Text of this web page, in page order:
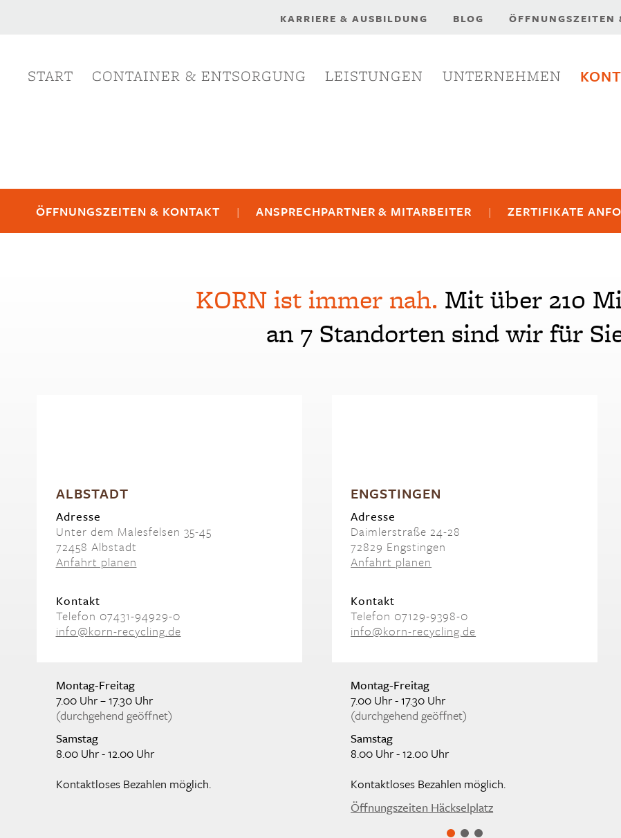
KARRIERE & AUSBILDUNG NEU:
BLOG ÖFFNUNGSZEITEN
Navigation
START CONTAINER & ENTSORGUNG LEISTUNGEN UNTERNEHMEN
überspringenÖFFNUNGSZEITEN & KONTAKT ANSPRECHPARTNER & MITARBEITER ZERTIFIKATE
KORN ist immer nah. Mit über 210
an 7 Standorten sind wir für
ALBSTADT
Adresse
Unter dem Malesfelsen 35-45
72458 Albstadt
Anfahrt planen
Kontakt
Telefon 07431-94929-0
info@korn-recycling.de
Montag-Freitag
7.00 Uhr – 17.30 Uhr
(durchgehend geöffnet)
Samstag
8.00 Uhr - 12.00 Uhr
Kontaktloses Bezahlen möglich.
ENGSTINGEN
Adresse
Daimlerstraße 24-28
72829 Engstingen
Anfahrt planen
Kontakt
Telefon 07129-9398-0
info@korn-recycling.de
Montag-Freitag
7.00 Uhr - 17.30 Uhr
(durchgehend geöffnet)
Samstag
8.00 Uhr - 12.00 Uhr
Kontaktloses Bezahlen möglich.
Öffnungszeiten Häckselplatz